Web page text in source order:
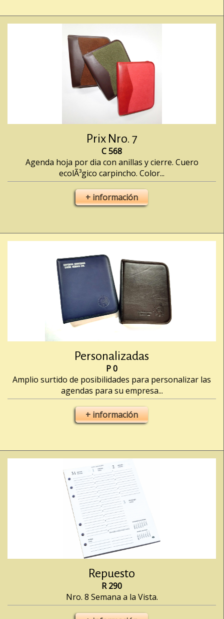
Prix Nro. 7
C 568
Agenda hoja por dia con anillas y cierre. Cuero
ecolÃ³gico carpincho. Color...
+ información
Personalizadas
P 0
Amplio surtido de posibilidades para personalizar las
agendas para su empresa...
+ información
Repuesto
R 290
Nro. 8 Semana a la Vista.